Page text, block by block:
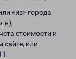
«из» города
н),
стоимости и
сайте, или